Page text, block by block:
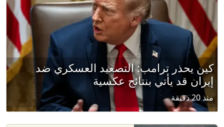
كين يحذر ترامب: التصعيد العسكري ضد
إيران قد يأتي بنتائج عكسية
منذ 20 دقيقة